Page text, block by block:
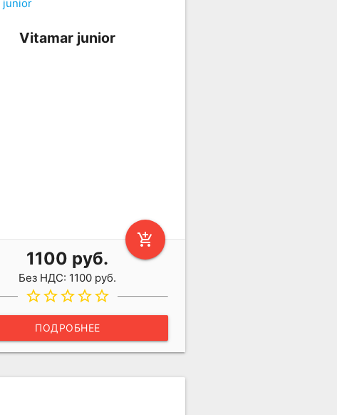
Vitamar junior
add_shopping_cart
1100 руб.
Без НДС: 1100 руб.
star_borderstar_borderstar_borderstar_borderstar_border
ПОДРОБНЕЕ